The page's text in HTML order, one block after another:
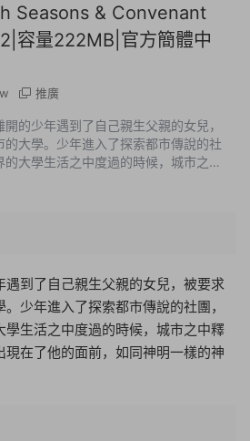
Seasons & Convenant
容量222MB|官方簡體中
推廣
的少年遇到了自己親生父親的女兒，
大學。少年進入了探索都市傳說的社
大學生活之中度過的時候，城市之中
遇到了自己親生父親的女兒，被要求
少年進入了探索都市傳說的社團，
學生活之中度過的時候，城市之中釋
在了他的面前，如同神明一樣的神